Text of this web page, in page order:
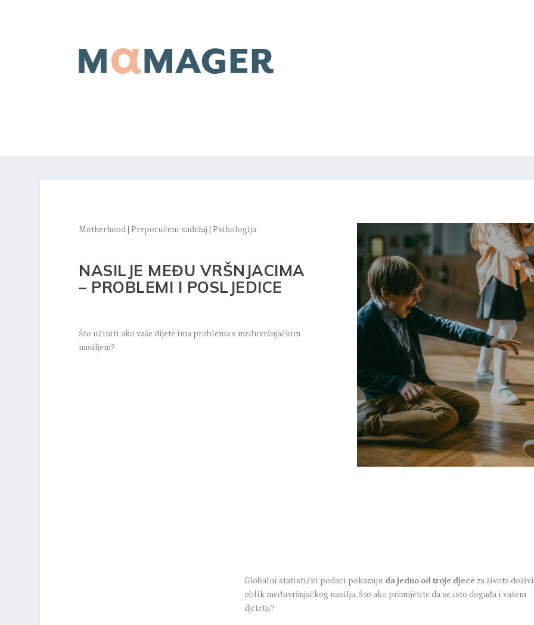
Motherhood Preporučeni sadržaj Psihologija
NASILJE MEĐU VRŠNJACIMA
– PROBLEMI I POSLJEDICE
Što učiniti ako vaše dijete ima problema s međuvršnjačkim
nasiljem?
Globalni statistički podaci pokazuju da jedno od troje djece za života
oblik međuvršnjačkog nasilja. Što ako primijetite da se isto događa i vašem
djetetu?